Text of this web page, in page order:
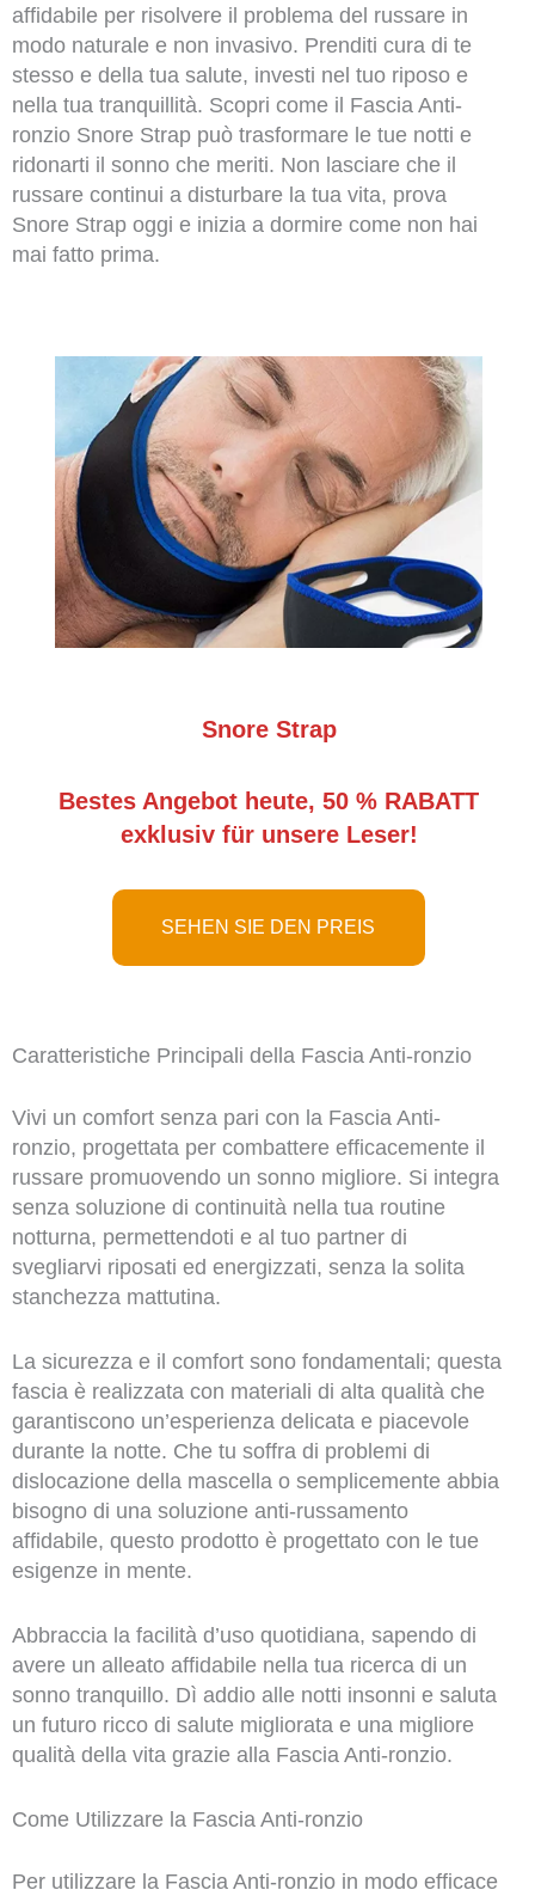
affidabile per risolvere il problema del russare in
modo naturale e non invasivo. Prenditi cura di te
stesso e della tua salute, investi nel tuo riposo e
nella tua tranquillità. Scopri come il Fascia Anti-
ronzio Snore Strap può trasformare le tue notti e
ridonarti il sonno che meriti. Non lasciare che il
russare continui a disturbare la tua vita, prova
Snore Strap oggi e inizia a dormire come non hai
mai fatto prima.
Snore Strap
Bestes Angebot heute, 50 % RABATT
exklusiv für unsere Leser!
SEHEN SIE DEN PREIS
Caratteristiche Principali della Fascia Anti-ronzio
Vivi un comfort senza pari con la Fascia Anti-
ronzio, progettata per combattere efficacemente il
russare promuovendo un sonno migliore. Si integra
senza soluzione di continuità nella tua routine
notturna, permettendoti e al tuo partner di
svegliarvi riposati ed energizzati, senza la solita
stanchezza mattutina.
La sicurezza e il comfort sono fondamentali; questa
fascia è realizzata con materiali di alta qualità che
garantiscono un’esperienza delicata e piacevole
durante la notte. Che tu soffra di problemi di
dislocazione della mascella o semplicemente abbia
bisogno di una soluzione anti-russamento
affidabile, questo prodotto è progettato con le tue
esigenze in mente.
Abbraccia la facilità d’uso quotidiana, sapendo di
avere un alleato affidabile nella tua ricerca di un
sonno tranquillo. Dì addio alle notti insonni e saluta
un futuro ricco di salute migliorata e una migliore
qualità della vita grazie alla Fascia Anti-ronzio.
Come Utilizzare la Fascia Anti-ronzio
Per utilizzare la Fascia Anti-ronzio in modo efficace